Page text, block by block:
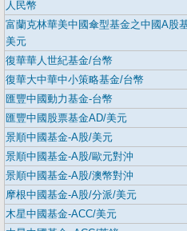
人民幣
富蘭克林華美中國傘型基金之中國A股
美元
復華華人世紀基金/台幣
復華大中華中小策略基金/台幣
匯豐中國動力基金-台幣
匯豐中國股票基金AD/美元
景順中國基金-A股/美元
景順中國基金-A股/歐元對沖
景順中國基金-A股/澳幣對沖
摩根中國基金-A股/分派/美元
木星中國基金-ACC/美元